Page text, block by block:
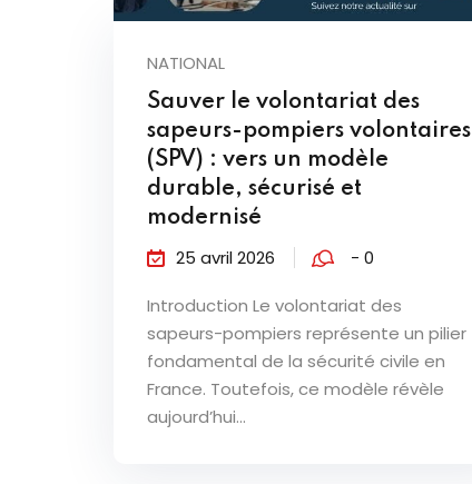
NATIONAL
Sauver le volontariat des
sapeurs-pompiers volontaires
(SPV) : vers un modèle
durable, sécurisé et
modernisé
25 avril 2026 - 0
Introduction Le volontariat des
sapeurs-pompiers représente un pilier
fondamental de la sécurité civile en
France. Toutefois, ce modèle révèle
aujourd’hui...